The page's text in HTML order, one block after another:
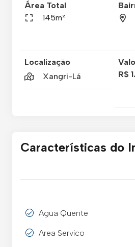
Área Total
145m²
Localização
Xangri-Lá
R$
Características do
Agua Quente
Area Servico